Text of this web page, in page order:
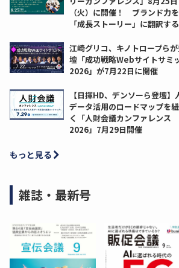
（火）に開催！ ブランド力を
「成長ストーリー」に翻訳する
江崎グリコ、キノトロープら
壇「成功戦略Webサイトサミ
2026」が7月22日に開催
【日揮HD、デンソーら登壇】
データ活用のロードマップを
く「人財会議カンファレンス
2026」7月29日開催
もっと見る
雑誌・最新号